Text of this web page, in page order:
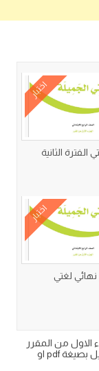
اختبار
الفترة الثانية
اختبار
نهائي لغتي
الاول من المقرر
1447 نموذج اختبار لغتي رابع ابتدائي ف١ عرض وتنزيل بصيغة pdf او